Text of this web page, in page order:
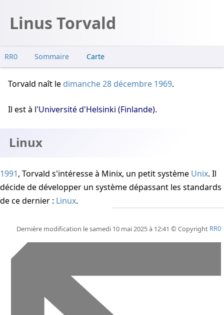
Linus Torvald
RR0 Sommaire
Linux
Carte
Torvald naît le dimanche 28 décembre 1969.
Il est à l'Université d'Helsinki (Finlande).
Linux
1991, Torvald s'intéresse à Minix, un petit système Unix. Il
décide de développer un système dépassant les standards
de ce dernier : Linux.
Dernière modification le samedi 10 mai 2025 à 12:41 © Copyright RR0